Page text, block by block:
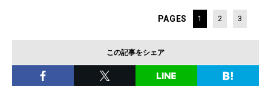
PAGES 1 2 3
この記事をシェア